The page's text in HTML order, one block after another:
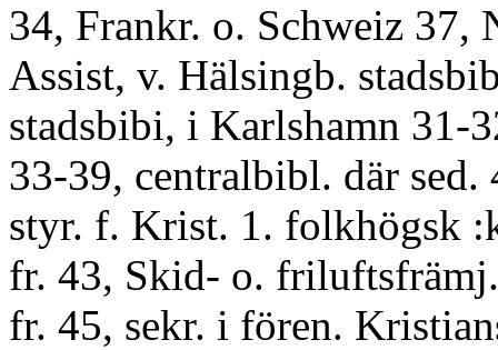
34, Frankr. o. Schweiz 37,
Assist, v. Hälsingb.
stadsbibi, i Karlshamn 31-
33-39, centralbibl. där sed.
styr. f. Krist. 1. folkhögsk
fr. 43, Skid- o.
fr. 45, sekr. i fören.